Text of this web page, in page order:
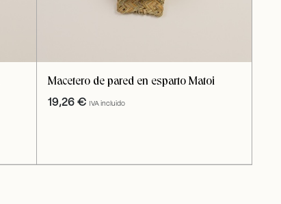
Macetero de pared en esparto Matoi
19,26 € IVA incluido